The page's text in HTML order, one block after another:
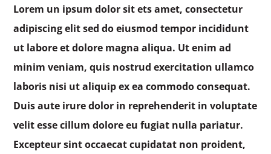
Lorem un ipsum dolor sit ets amet, consectetur
adipiscing elit sed do eiusmod tempor incididunt
ut labore et dolore magna aliqua. Ut enim ad
minim veniam, quis nostrud exercitation ullamco
laboris nisi ut aliquip ex ea commodo consequat.
Duis aute irure dolor in reprehenderit in voluptate
velit esse cillum dolore eu fugiat nulla pariatur.
Excepteur sint occaecat cupidatat non proident,